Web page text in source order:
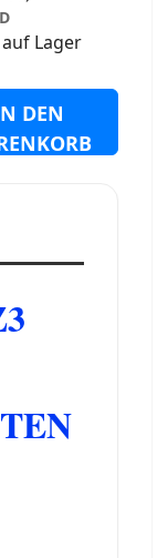
Lager
DEN